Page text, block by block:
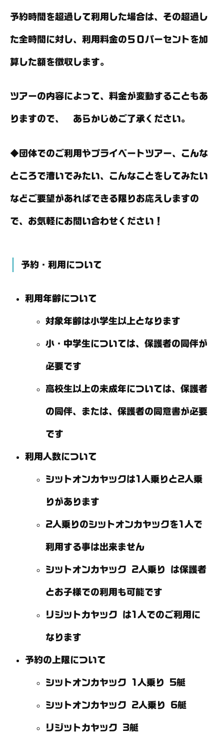
予約時間を超過して利用した場合は、その超過し
た全時間に対し、利用料金の５０パーセントを加
算した額を徴収します。
ツアーの内容によって、料金が変動することもあ
りますので、 あらかじめご了承ください。
◆団体でのご利用やプライベートツアー、こんな
ところで漕いでみたい、こんなことをしてみたい
などご要望があればできる限りお応えしますの
で、お気軽にお問い合わせください！
予約・利用について
利用年齢について
対象年齢は小学生以上となります
小・中学生については、保護者の同伴が
必要です
高校生以上の未成年については、保護者
の同伴、または、保護者の同意書が必要
です
利用人数について
シットオンカヤックは1人乗りと2人乗
りがあります
2人乗りのシットオンカヤックを1人で
利用する事は出来ません
シットオンカヤック 2人乗り は保護者
とお子様での利用も可能です
リジットカヤック は1人でのご利用に
なります
予約の上限について
シットオンカヤック 1人乗り 5艇
シットオンカヤック 2人乗り 6艇
リジットカヤック 3艇